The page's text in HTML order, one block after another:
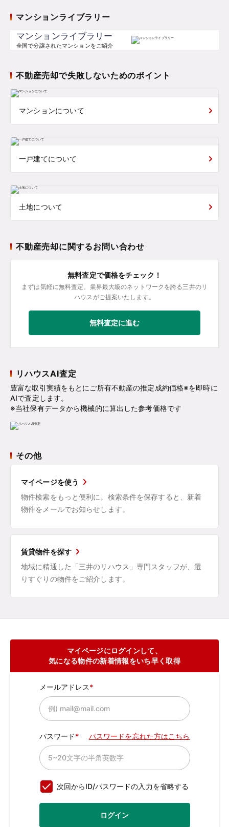
マンションライブラリー
マンションライブラリー
全国で分譲されたマンションをご紹介
不動産売却で失敗しないためのポイント
マンションについて
一戸建てについて
土地について
不動産売却に関するお問い合わせ
無料査定で価格をチェック！
まずは気軽に無料査定。業界最大級のネットワークを誇る三井のリ
ハウスがご提案いたします。
無料査定に進む
リハウスAI査定
豊富な取引実績をもとにご所有不動産の推定成約価格※を即時に
AIで査定します。
※当社保有データから機械的に算出した参考価格です
その他
マイページを使う
物件検索をもっと便利に。検索条件を保存すると、新着
物件をメールでお知らせします。
賃貸物件を探す
地域に精通した「三井のリハウス」専門スタッフが、選
りすぐりの物件をご紹介します。
マイページにログインして、
気になる物件の新着情報をいち早く取得
メールアドレス
パスワード パスワードを忘れた方はこちら
次回からID/パスワードの入力を省略する
ログイン